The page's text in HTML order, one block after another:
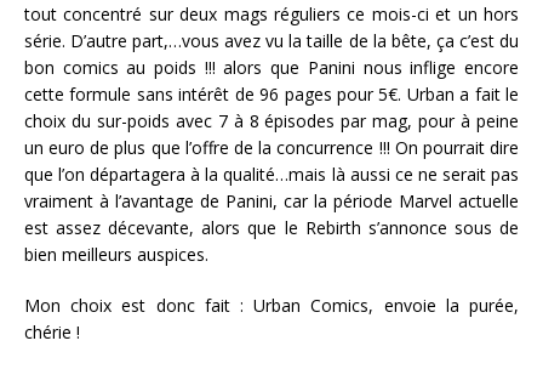
tout concentré sur deux mags réguliers ce mois-ci et un hors
série. D’autre part,…vous avez vu la taille de la bête, ça c’est du
bon comics au poids !!! alors que Panini nous inflige encore
cette formule sans intérêt de 96 pages pour 5€. Urban a fait le
choix du sur-poids avec 7 à 8 épisodes par mag, pour à peine
un euro de plus que l’offre de la concurrence !!! On pourrait dire
que l’on départagera à la qualité…mais là aussi ce ne serait pas
vraiment à l’avantage de Panini, car la période Marvel actuelle
est assez décevante, alors que le Rebirth s’annonce sous de
bien meilleurs auspices.
Mon choix est donc fait : Urban Comics, envoie la purée,
chérie !